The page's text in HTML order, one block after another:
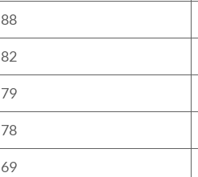
88
82
79
78
69